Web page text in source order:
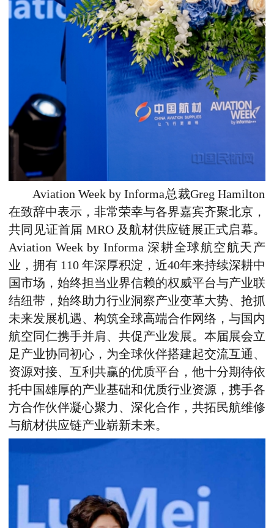
Aviation Week by Informa总裁Greg Hamilton
在致辞中表示， 非常荣幸与各界嘉宾齐聚北京，
共同见证首届 MRO 及航材供应链展正式启幕。
Aviation Week by Informa 深耕全球航空航天产
业，拥有 110 年深厚积淀，近40年来持续深耕中
国市场，始终担当业界信赖的权威平台与产业联
结纽带，始终助力行业洞察产业变革大势、抢抓
未来发展机遇、构筑全球高端合作网络，与国内
航空同仁携手并肩、共促产业发展。本届展会立
足产业协同初心，为全球伙伴搭建起交流互通、
资源对接、互利共赢的优质平台，他十分期待依
托中国雄厚的产业基础和优质行业资源，携手各
方合作伙伴凝心聚力、深化合作，共拓民航维修
与航材供应链产业崭新未来。